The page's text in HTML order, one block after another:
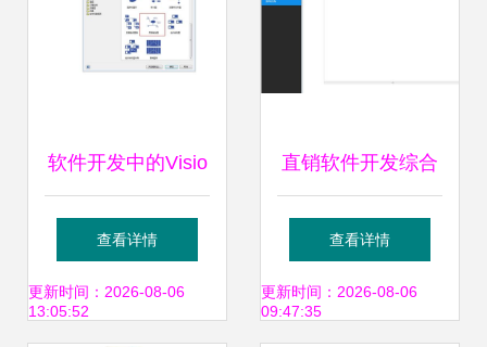
软件开发中的Visio
应用 绘制高效蓝图
——销售代理视角
查看详情
更新时间：2026-08-06
13:05:52
直销软件开发综合
解决方案 赋能销售
代理，共赢未来
查看详情
更新时间：2026-08-06
09:47:35